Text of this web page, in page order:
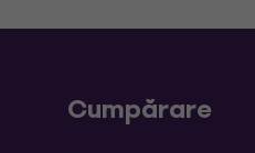
Cumpărare